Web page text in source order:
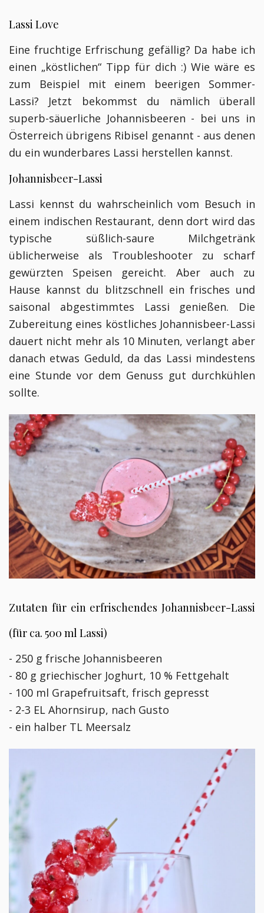
Lassi Love
Eine fruchtige Erfrischung gefällig? Da habe ich
einen „köstlichen“ Tipp für dich :) Wie wäre es
zum Beispiel mit einem beerigen Sommer-
Lassi? Jetzt bekommst du nämlich überall
superb-säuerliche Johannisbeeren - bei uns in
Österreich übrigens Ribisel genannt - aus denen
du ein wunderbares Lassi herstellen kannst.
Johannisbeer-Lassi
Lassi kennst du wahrscheinlich vom Besuch in
einem indischen Restaurant, denn dort wird das
typische süßlich-saure Milchgetränk
üblicherweise als Troubleshooter zu scharf
gewürzten Speisen gereicht. Aber auch zu
Hause kannst du blitzschnell ein frisches und
saisonal abgestimmtes Lassi genießen. Die
Zubereitung eines köstliches Johannisbeer-Lassi
dauert nicht mehr als 10 Minuten, verlangt aber
danach etwas Geduld, da das Lassi mindestens
eine Stunde vor dem Genuss gut durchkühlen
sollte.
Zutaten für ein erfrischendes Johannisbeer-Lassi
(für ca. 500 ml Lassi)
- 250 g frische Johannisbeeren
- 80 g griechischer Joghurt, 10 % Fettgehalt
- 100 ml Grapefruitsaft, frisch gepresst
- 2-3 EL Ahornsirup, nach Gusto
- ein halber TL Meersalz